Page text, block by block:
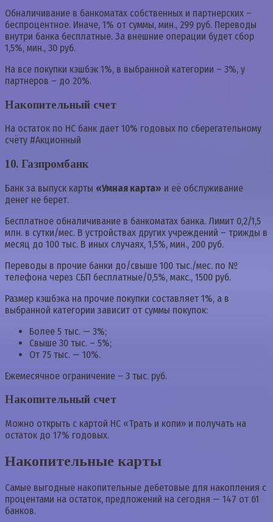
Обналичивание в банкоматах собственных и партнерских –
беспроцентное. Иначе, 1% от суммы, мин., 299 руб. Переводы
внутри банка бесплатные. За внешние операции будет сбор
1,5%, мин., 30 руб.
На все покупки кэшбэк 1%, в выбранной категории – 3%, у
партнеров – до 20%.
Накопительный счет
На остаток по НС банк дает 10% годовых по сберегательному
счёту #Акционный
10. Газпромбанк
Банк за выпуск карты «Умная карта» и её обслуживание
денег не берет.
Бесплатное обналичивание в банкоматах банка. Лимит 0,2/1,5
млн. в сутки/мес. В устройствах других учреждений – трижды в
месяц до 100 тыс. В иных случаях, 1,5%, мин., 200 руб.
Переводы в прочие банки до/свыше 100 тыс./мес. по №
телефона через СБП бесплатные/0,5%, макс., 1500 руб.
Размер кэшбэка на прочие покупки составляет 1%, а в
выбранной категории зависит от суммы покупок:
Более 5 тыс. — 3%;
Свыше 30 тыс. – 5%;
От 75 тыс. — 10%.
Ежемесячное ограничение – 3 тыс. руб.
Накопительный счет
Можно открыть с картой НС «Трать и копи» и получать на
остаток до 17% годовых.
Накопительные карты
Самые выгодные накопительные дебетовые для накопления с
процентами на остаток, предложений на сегодня — 147 от 61
банков.